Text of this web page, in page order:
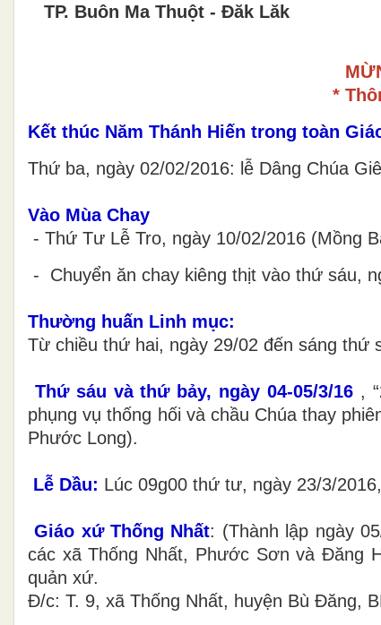
TP. Buôn Ma Thuột - Đăk Lăk
*
Kết thúc Năm Thánh Hiến trong toàn
Thứ ba, ngày 02/02/2016: lễ Dâng Chúa
Vào Mùa Chay
- Thứ Tư Lễ Tro, ngày 10/02/2016 (Mồng
- Chuyển ăn chay kiêng thịt vào thứ sáu,
Thường huấn Linh mục:
Từ chiều thứ hai, ngày 29/02 đến sáng thứ
Thứ sáu và thứ bảy, ngày 04-05/3/16 ,
phụng vụ thống hối và chầu Chúa thay
Phước Long).
Lễ Dầu: Lúc 09g00 thứ tư, ngày 23/3/
Giáo xứ Thống Nhất: (Thành lập ngày
các xã Thống Nhất, Phước Sơn và Đăng
quản xứ.
Đ/c: T. 9, xã Thống Nhất, huyện Bù Đăng,